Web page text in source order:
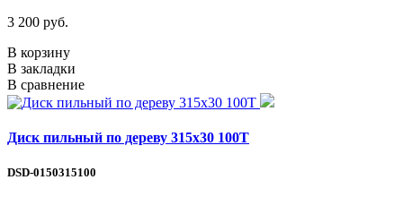
3 200 руб.
В корзину
В закладки
В сравнение
Диск пильный по дереву 315х30 100Т
DSD-0150315100